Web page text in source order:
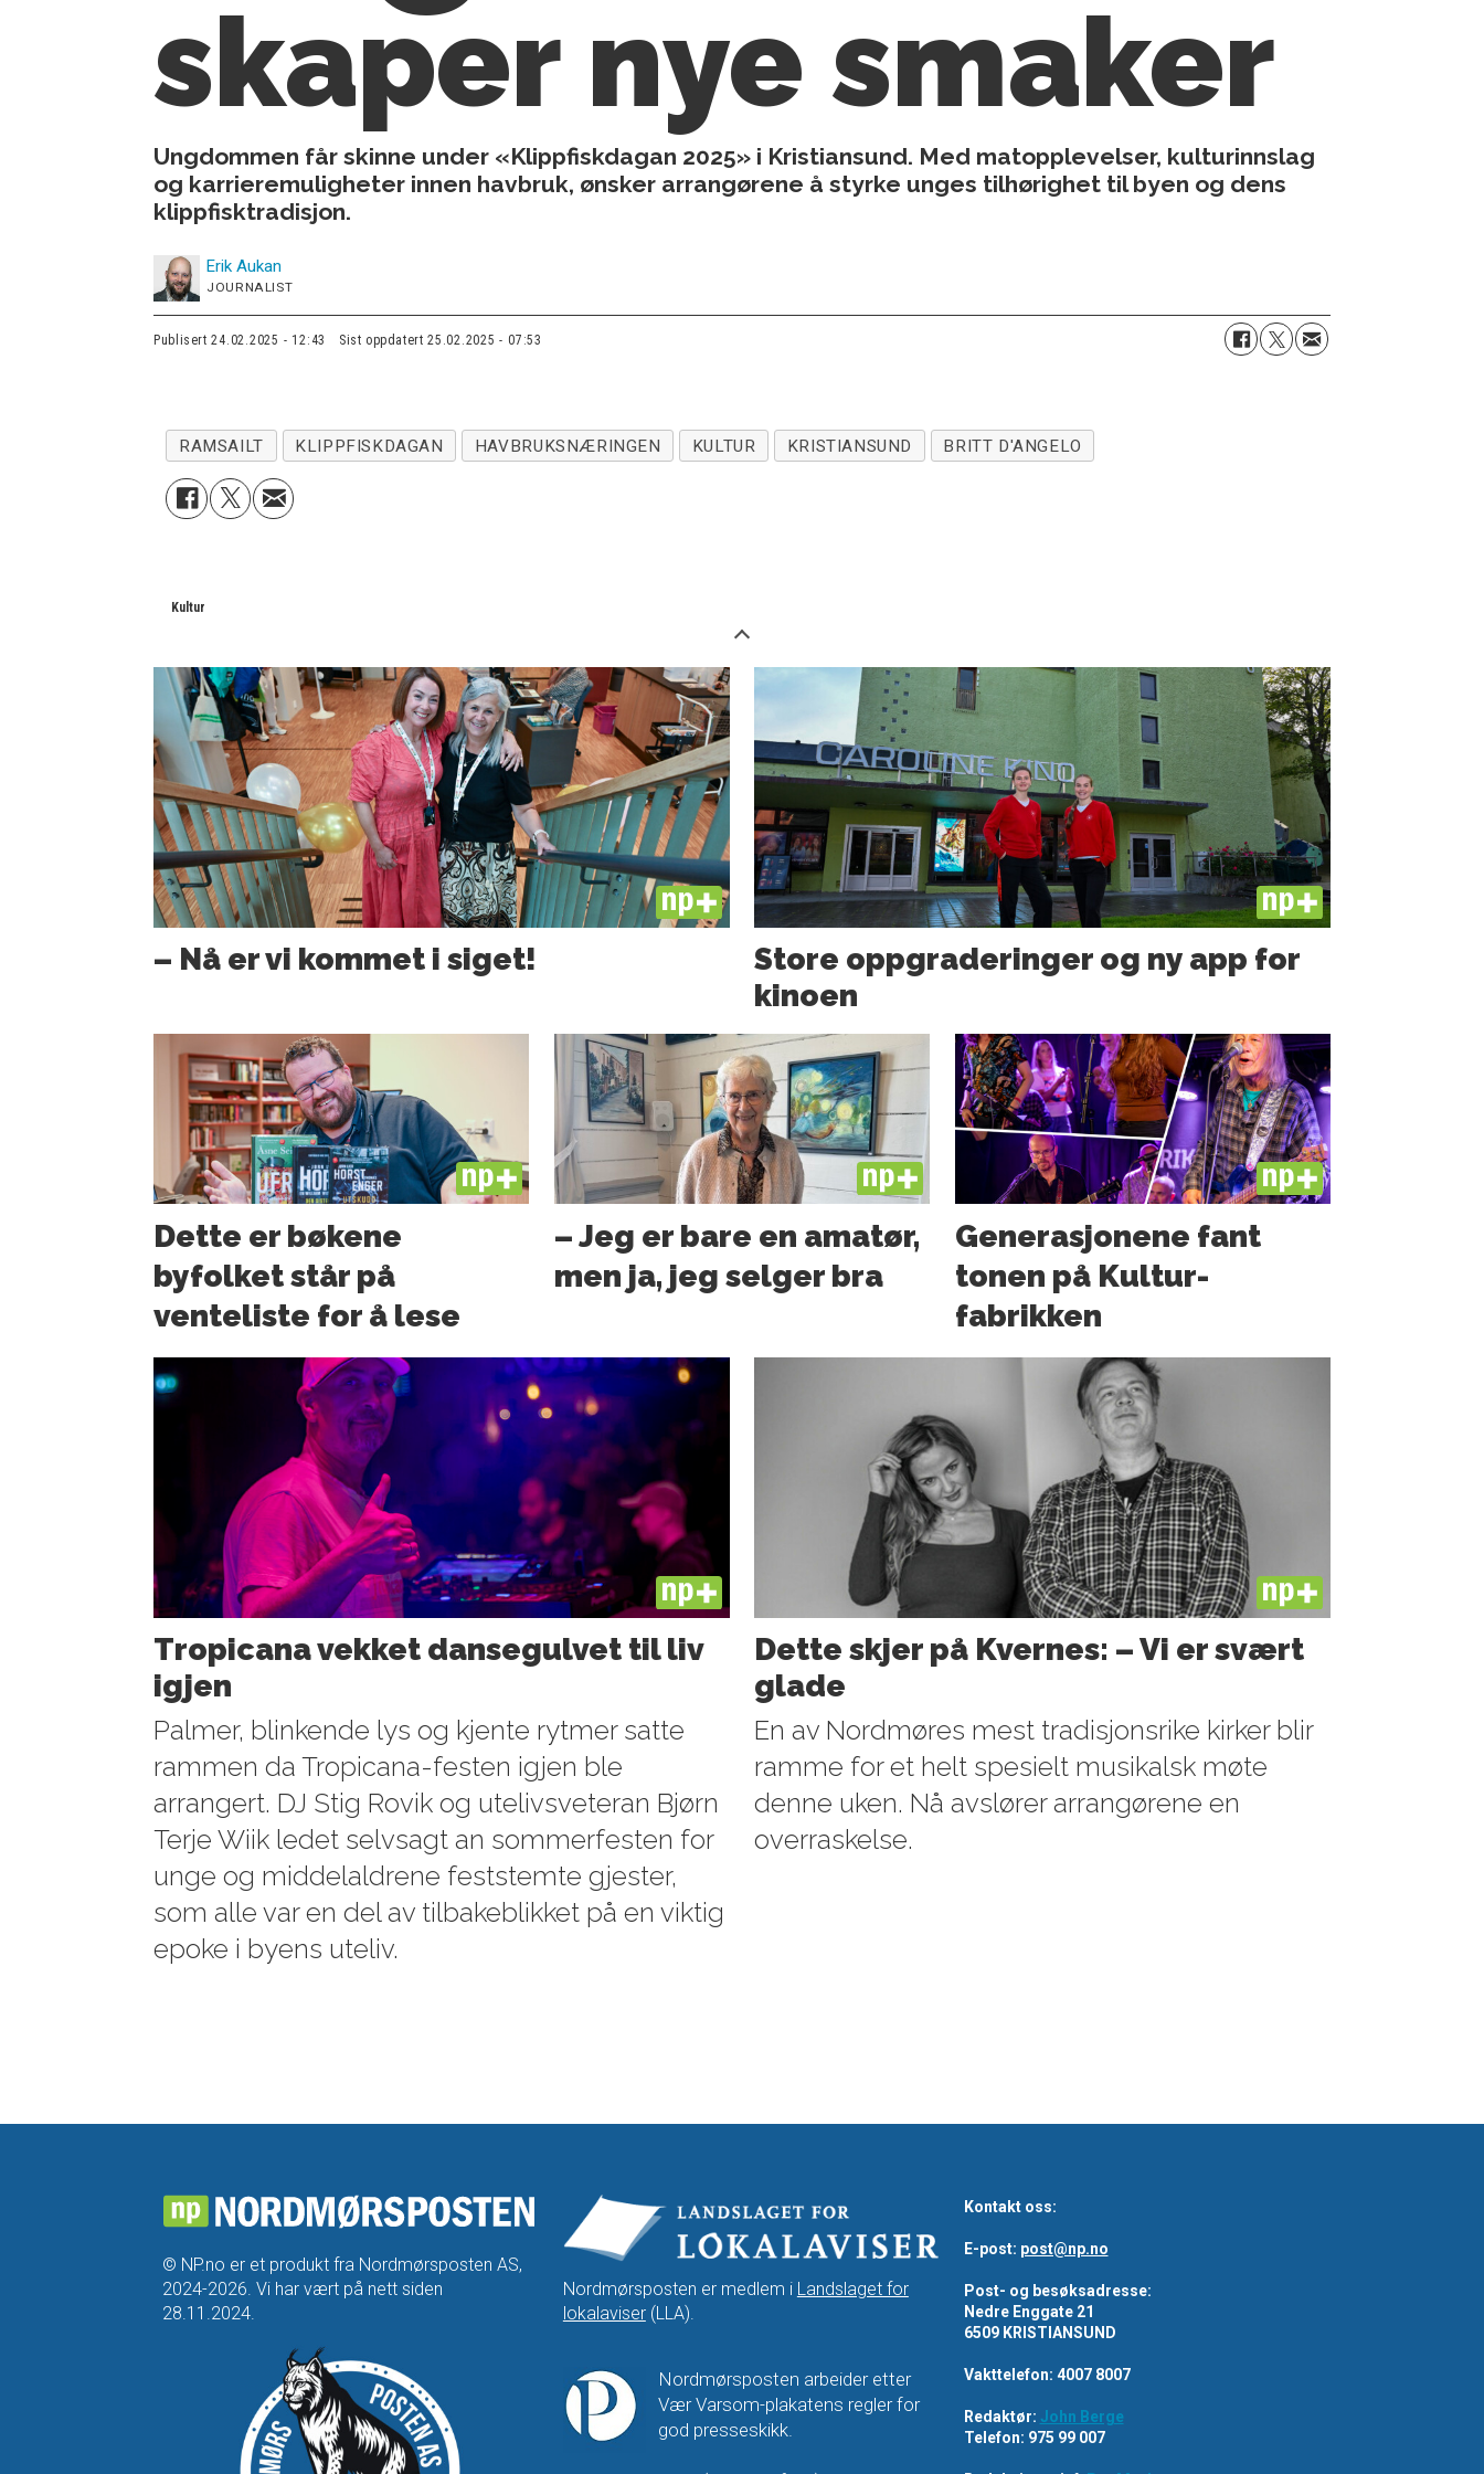
skaper nye smaker
Ungdommen får skinne under «Klippfiskdagan 2025» i Kristiansund. Med matopplevelser, kulturinnslag
og karrieremuligheter innen havbruk, ønsker arrangørene å styrke unges tilhørighet til byen og dens
klippfisktradisjon.
Erik Aukan
JOURNALIST
Publisert 24.02.2025 - 12:43 Sist oppdatert 25.02.2025 - 07:53
RAMSAILT KLIPPFISKDAGAN HAVBRUKSNÆRINGEN KULTUR KRISTIANSUND BRITT D'ANGELO
Kultur
PLUS
– Nå er vi kommet i siget!
PLUS
Store oppgraderinger og ny app for
kinoen
PLUS
Dette er bøkene
byfolket står på
venteliste for å lese
PLUS
– Jeg er bare en amatør,
men ja, jeg selger bra
PLUS
Generasjonene fant
tonen på Kultur­
fabrikken
PLUS
Tropicana vekket dansegulvet til liv
igjen
Palmer, blinkende lys og kjente rytmer satte
rammen da Tropicana-festen igjen ble
arrangert. DJ Stig Rovik og utelivsveteran Bjørn
Terje Wiik ledet selvsagt an sommerfesten for
unge og middelaldrene feststemte gjester,
som alle var en del av tilbakeblikket på en viktig
epoke i byens uteliv.
PLUS
Dette skjer på Kvernes: – Vi er svært
glade
En av Nordmøres mest tradisjonsrike kirker blir
ramme for et helt spesielt musikalsk møte
denne uken. Nå avslører arrangørene en
overraskelse.
© NP.no er et produkt fra Nordmørsposten AS,
2024-2026. Vi har vært på nett siden
28.11.2024.
Nordmørsposten er medlem i Landslaget for
lokalaviser(LLA).
Nordmørsposten arbeider etter
Vær Varsom-plakatens regler for
god presseskikk.
Kontakt oss:
E-post: post@np.no
Post- og besøksadresse:
Nedre Enggate 21
6509 KRISTIANSUND
Vakttelefon: 4007 8007
Redaktør: John Berge
Telefon: 975 99 007